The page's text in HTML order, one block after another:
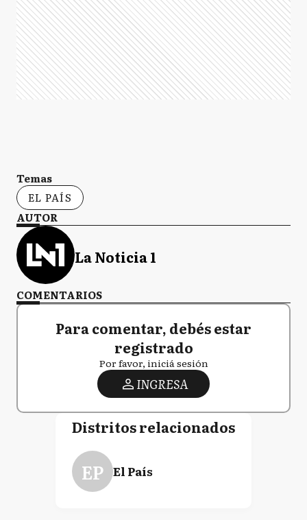
Temas
EL PAÍS
AUTOR
La Noticia 1
COMENTARIOS
Para comentar, debés estar
registrado
Por favor, iniciá sesión
INGRESA
Distritos relacionados
EP El País